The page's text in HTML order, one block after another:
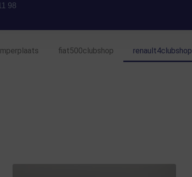
98
fiat500clubshop renault4clubshop